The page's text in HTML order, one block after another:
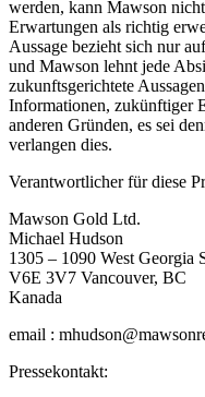
werden, kann Mawson
Erwartungen als richtig
Aussage bezieht sich nur
und Mawson lehnt jede
zukunftsgerichtete
Informationen, zukünftiger
anderen Gründen, es sei
verlangen dies.
Verantwortlicher für diese
Mawson Gold Ltd.
Michael Hudson
1305 – 1090 West Georgia
V6E 3V7 Vancouver, BC
Kanada
email :
Pressekontakt: